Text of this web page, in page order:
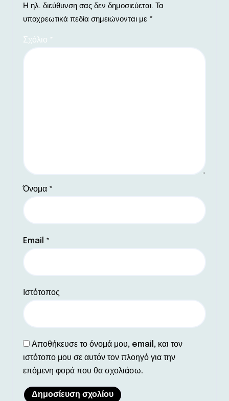
Η ηλ. διεύθυνση σας δεν δημοσιεύεται. Τα
υποχρεωτικά πεδία σημειώνονται με *
Σχόλιο *
Όνομα *
Email *
Ιστότοπος
Αποθήκευσε το όνομά μου, email, και τον
ιστότοπο μου σε αυτόν τον πλοηγό για την
επόμενη φορά που θα σχολιάσω.